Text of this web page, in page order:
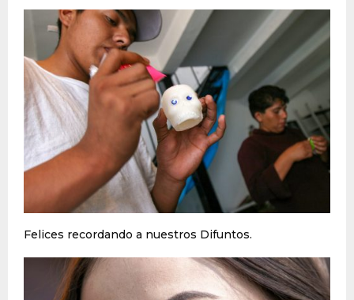
Felices recordando a nuestros Difuntos.